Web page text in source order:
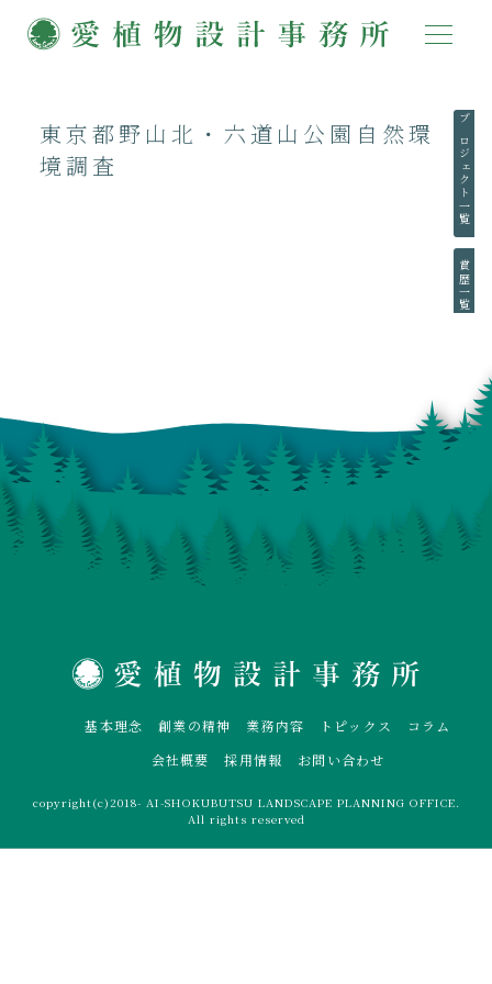
プロジェクト一覧
賞歴一覧
東京都野山北・六道山公園自然環
境調査
基本理念 創業の精神 業務内容 トピックス
コラム
会社概要
採用情報 お問い合わせ
copyright(c)2018- AI-SHOKUBUTSU LANDSCAPE PLANNING OFFICE.
All rights reserved